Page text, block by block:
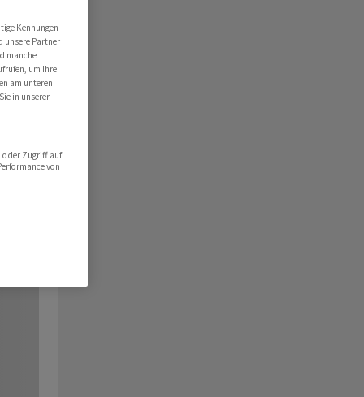
Kennungen
unsere Partner
manche
um Ihre
am unteren
in unserer
oder Zugriff auf
von